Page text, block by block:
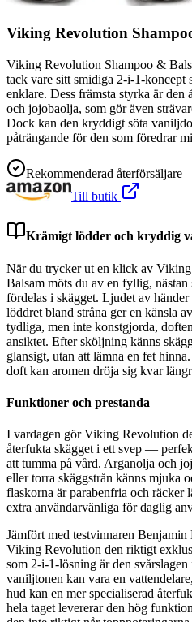
Viking Revolution
Viking Revolution Shampoo &
tack vare sitt smidiga 2-i-1-
enklare. Dess främsta styrka är
och jojobaolja, som gör även
Dock kan den kryddigt söta
påträngande för den som föredrar
Rekommenderad återförsäljare
Till butik
Krämigt lödder och kryddig
När du trycker ut en klick av
Balsam möts du av en fyllig, nästan
fördelas i skägget. Ljudet av
löddret bland stråna ger en känsla
tydliga, men inte konstgjorda,
ansiktet. Efter sköljning känns
glansigt, utan att lämna en fet
doft kan aromen dröja sig kvar
Funktioner och prestanda
I vardagen gör Viking Revolution
återfukta skägget i ett svep —
att tumma på vård. Arganolja och
eller torra skäggstrån känns mjuka
flaskorna är parabenfria och räcker
extra användarvänliga för daglig
Jämfört med testvinnaren
Viking Revolution den riktigt
som 2-i-1-lösning är den
vaniljtonen kan vara en
hud kan en mer specialiserad
hela taget levererar den hög